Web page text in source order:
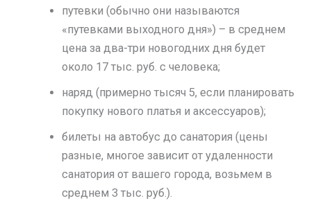
путевки (обычно они называются
«путевками выходного дня») – в среднем
цена за два-три новогодних дня будет
около 17 тыс. руб. с человека;
наряд (примерно тысяч 5, если планировать
покупку нового платья и аксессуаров);
билеты на автобус до санатория (цены
разные, многое зависит от удаленности
санатория от вашего города, возьмем в
среднем 3 тыс. руб.).